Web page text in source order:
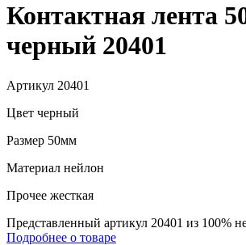
Контактная лента
черный 20401
Артикул 20401
Цвет черный
Размер 50мм
Материал нейлон
Прочее жесткая
Представленный артикул 20401 из 100%
Подробнее о товаре